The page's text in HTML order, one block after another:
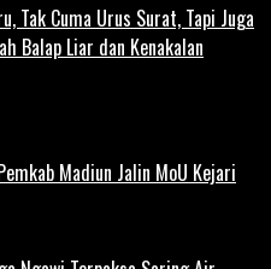
Tak Cuma Urus Surat, Tapi Juga
Balap Liar dan Kenakalan
Madiun Jalin MoU Kejari